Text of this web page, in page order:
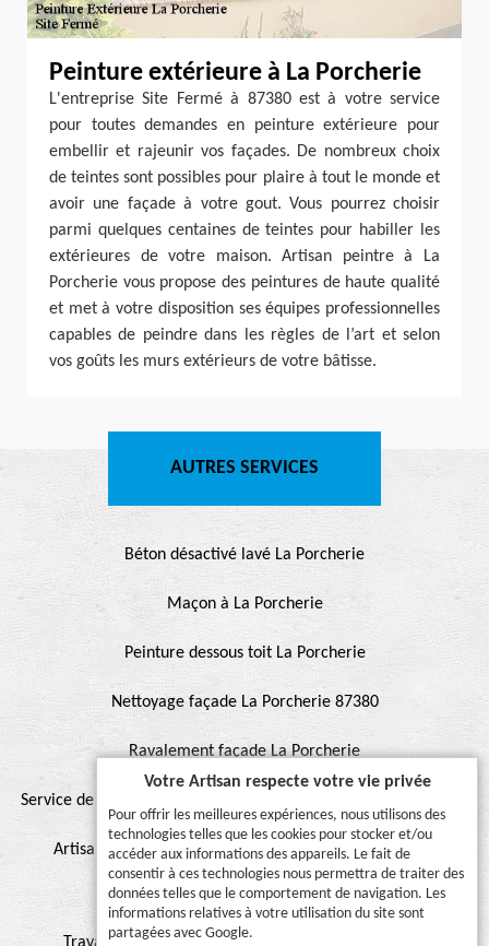
Peinture extérieure à La Porcherie
L'entreprise Site Fermé à 87380 est à votre service
pour toutes demandes en peinture extérieure pour
embellir et rajeunir vos façades. De nombreux choix
de teintes sont possibles pour plaire à tout le monde et
avoir une façade à votre gout. Vous pourrez choisir
parmi quelques centaines de teintes pour habiller les
extérieures de votre maison. Artisan peintre à La
Porcherie vous propose des peintures de haute qualité
et met à votre disposition ses équipes professionnelles
capables de peindre dans les règles de l’art et selon
vos goûts les murs extérieurs de votre bâtisse.
AUTRES SERVICES
Béton désactivé lavé La Porcherie
Maçon à La Porcherie
Peinture dessous toit La Porcherie
Nettoyage façade La Porcherie 87380
Ravalement façade La Porcherie
Service de peinture et hydrofuge de toiture La Porcherie 87380
Artisan pour peinture façade, muret, toiture, boiserie,
ferronnerie, gouttière La Porcherie 87380
Votre Artisan respecte votre vie privée
Pour offrir les meilleures expériences, nous utilisons des
technologies telles que les cookies pour stocker et/ou
accéder aux informations des appareils. Le fait de
consentir à ces technologies nous permettra de traiter des
données telles que le comportement de navigation. Les
informations relatives à votre utilisation du site sont
partagées avec Google.